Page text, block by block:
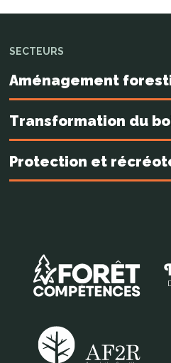
SECTEURS
Aménagement
Transformation du
Protection et